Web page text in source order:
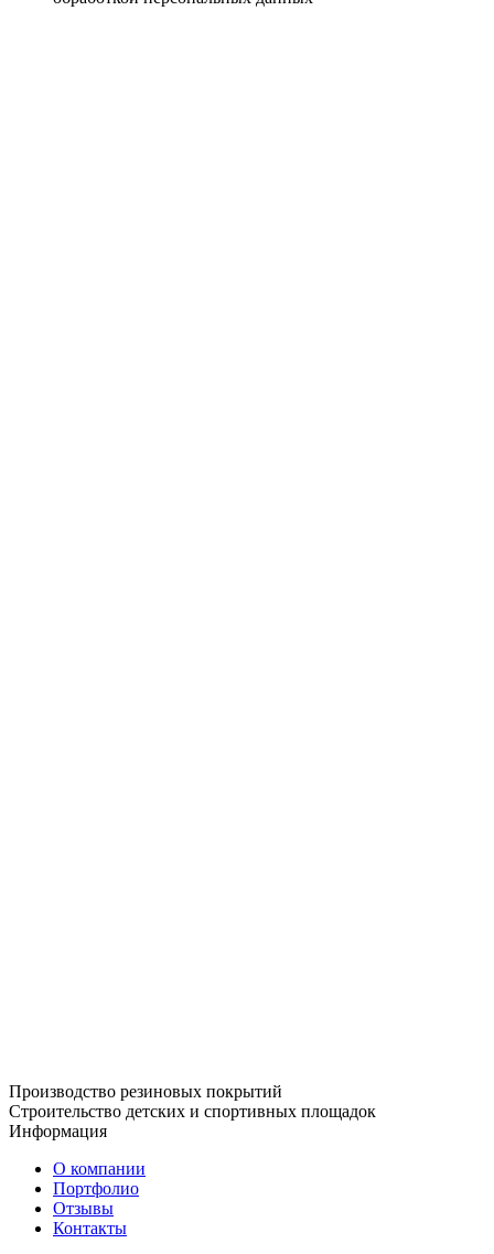
Производство резиновых покрытий
Строительство детских и спортивных площадок
Информация
О компании
Портфолио
Отзывы
Контакты